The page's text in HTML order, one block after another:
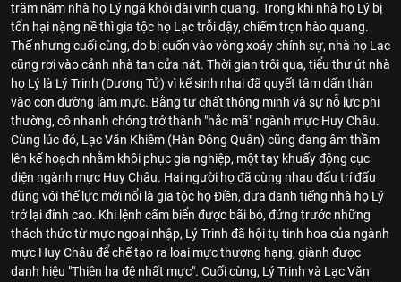
trăm năm nhà họ Lý ngã khỏi đài vinh quang. Trong khi nhà họ Lý bị
tổn hại nặng nề thì gia tộc họ Lạc trỗi dậy, chiếm trọn hào quang.
Thế nhưng cuối cùng, do bị cuốn vào vòng xoáy chính sự, nhà họ Lạc
cũng rơi vào cảnh nhà tan cửa nát. Thời gian trôi qua, tiểu thư út nhà
họ Lý là Lý Trinh (Dương Tử) vì kế sinh nhai đã quyết tâm dấn thân
vào con đường làm mực. Bằng tư chất thông minh và sự nỗ lực phi
thường, cô nhanh chóng trở thành "hắc mã" ngành mực Huy Châu.
Cùng lúc đó, Lạc Văn Khiêm (Hàn Đông Quân) cũng đang âm thầm
lên kế hoạch nhằm khôi phục gia nghiệp, một tay khuấy động cục
diện ngành mực Huy Châu. Hai người họ đã cùng nhau đấu trí đấu
dũng với thế lực mới nổi là gia tộc họ Điền, đưa danh tiếng nhà họ Lý
trở lại đỉnh cao. Khi lệnh cấm biển được bãi bỏ, đứng trước những
thách thức từ mực ngoại nhập, Lý Trinh đã hội tụ tinh hoa của ngành
mực Huy Châu để chế tạo ra loại mực thượng hạng, giành được
danh hiệu "Thiên hạ đệ nhất mực". Cuối cùng, Lý Trinh và Lạc Văn